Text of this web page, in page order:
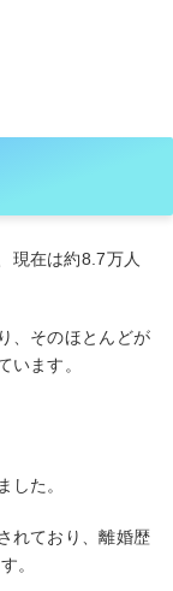
現在は約8.7万人
、そのほとんどが
います。
した。
れており、離婚歴
。